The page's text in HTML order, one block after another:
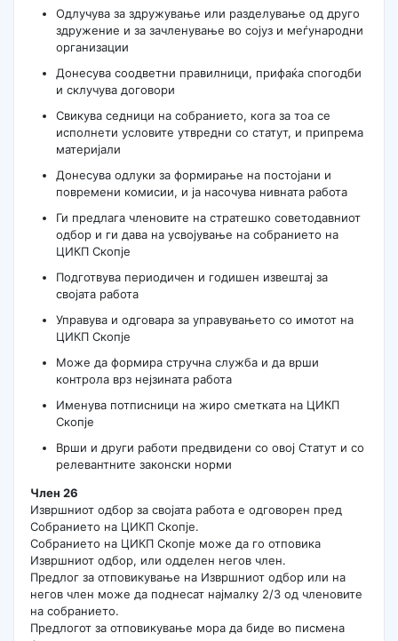
Одлучува за здружување или разделување од друго
здружение и за зачленување во сојуз и меѓународни
организации
Донесува соодветни правилници, прифаќа спогодби
и склучува договори
Свикува седници на собранието, кога за тоа се
исполнети условите утвредни со статут, и припрема
материјали
Донесува одлуки за формирање на постојани и
повремени комисии, и ја насочува нивната работа
Ги предлага членовите на стратешко советодавниот
одбор и ги дава на усвојување на собранието на
ЦИКП Скопје
Подготвува периодичен и годишен извештај за
својата работа
Управува и одговара за управувањето со имотот на
ЦИКП Скопје
Може да формира стручна служба и да врши
контрола врз нејзината работа
Именува потписници на жиро сметката на ЦИКП
Скопје
Врши и други работи предвидени со овој Статут и со
релевантните законски норми
Член 26
Извршниот одбор за својата работа е одговорен пред
Собранието на ЦИКП Скопје.
Собранието на ЦИКП Скопје може да го отповика
Извршниот одбор, или одделен негов член.
Предлог за отповикување на Извршниот одбор или на
негов член може да поднесат најмалку 2/3 од членовите
на собранието.
Предлогот за отповикување мора да биде во писмена